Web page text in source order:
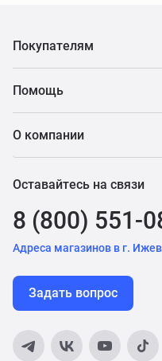
Покупателям
Помощь
О компании
Оставайтесь на связи
8 (800) 551-
Адреса магазинов в г.
Задать вопрос